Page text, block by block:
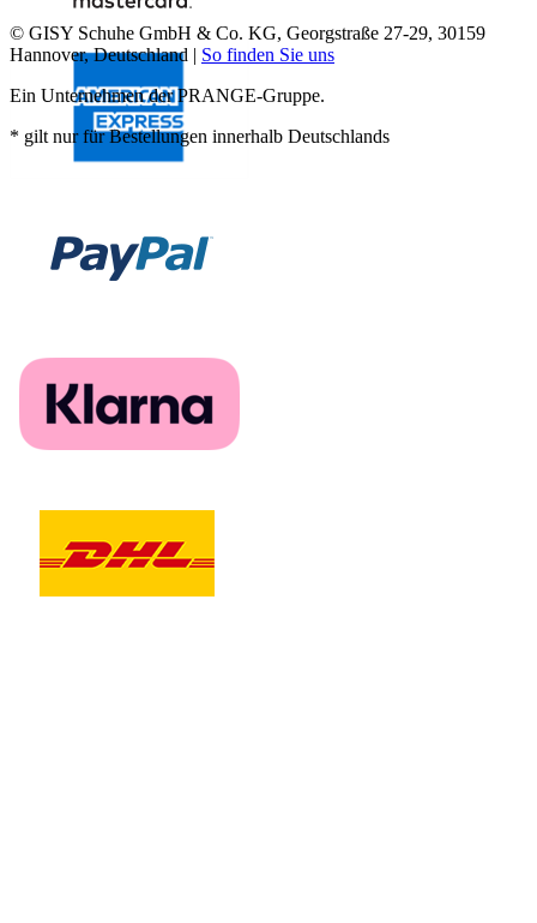
© GISY Schuhe GmbH & Co. KG, Georgstraße 27-29, 30159
Hannover, Deutschland | So finden Sie uns
Ein Unternehmen der PRANGE-Gruppe.
* gilt nur für Bestellungen innerhalb Deutschlands